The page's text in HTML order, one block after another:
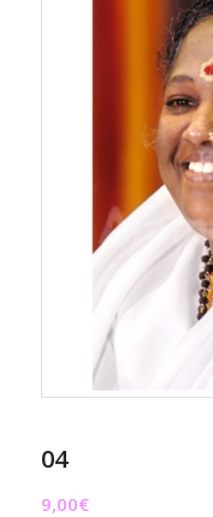
04
9,00€